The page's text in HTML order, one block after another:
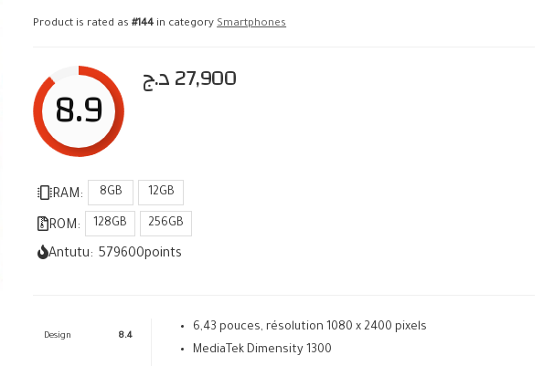
Product is rated as#144 in categorySmartphones
8.9 27,900د.ج
RAM: 8GB 12GB
ROM: 128GB 256GB
Antutu: 579600points
Design 8.4
6,43 pouces, résolution 1080 x 2400 pixels
MediaTek Dimensity 1300